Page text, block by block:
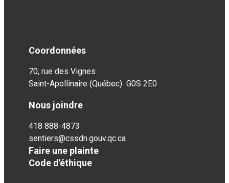
Coordonnées
70, rue des Vignes
Saint-Apollinaire (Québec) G0S 2E0
Nous joindre
418 888-4873
sentiers@cssdn.gouv.qc.ca
Faire une plainte
Code d'éthique